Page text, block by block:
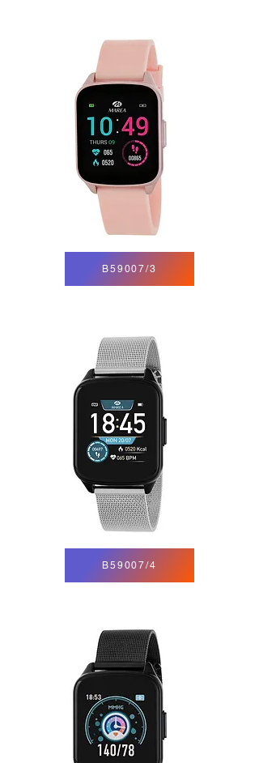
B59007/3
B59007/4